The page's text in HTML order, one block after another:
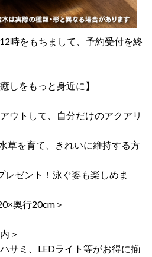
時をもちまして、予約受付を終
しをもっと身近に】
ウトして、自分だけのアクアリ
草を育て、きれいに維持する方
レゼント！泳ぐ姿も楽しめま
奥行20cm＞
＞
サミ、LEDライト等がお得に揃